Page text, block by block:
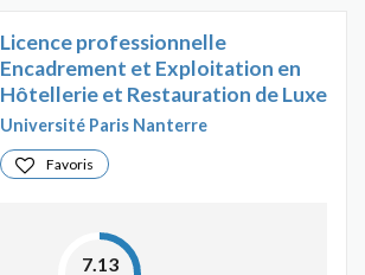
Licence professionnelle
Encadrement et Exploitation en
Hôtellerie et Restauration de Luxe
Université Paris Nanterre
Favoris
7.13